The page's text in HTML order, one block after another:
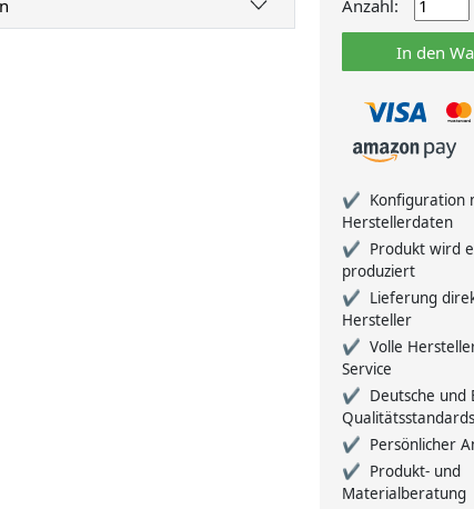
Anzahl:
In den
Konfiguration
Herstellerdaten
Produkt wird
produziert
Lieferung
Hersteller
Volle
Service
Deutsche und
Qualitätsstandards
Persönlicher
Produkt- und
Materialberatung